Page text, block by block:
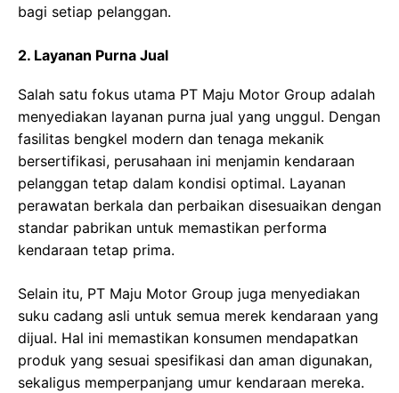
bagi setiap pelanggan.
2. Layanan Purna Jual
Salah satu fokus utama PT Maju Motor Group adalah
menyediakan layanan purna jual yang unggul. Dengan
fasilitas bengkel modern dan tenaga mekanik
bersertifikasi, perusahaan ini menjamin kendaraan
pelanggan tetap dalam kondisi optimal. Layanan
perawatan berkala dan perbaikan disesuaikan dengan
standar pabrikan untuk memastikan performa
kendaraan tetap prima.
Selain itu, PT Maju Motor Group juga menyediakan
suku cadang asli untuk semua merek kendaraan yang
dijual. Hal ini memastikan konsumen mendapatkan
produk yang sesuai spesifikasi dan aman digunakan,
sekaligus memperpanjang umur kendaraan mereka.